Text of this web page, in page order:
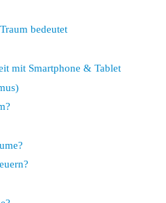
bedeutet
mit Smartphone & Tablet